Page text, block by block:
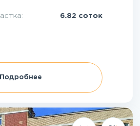
6.82 соток
Подробнее